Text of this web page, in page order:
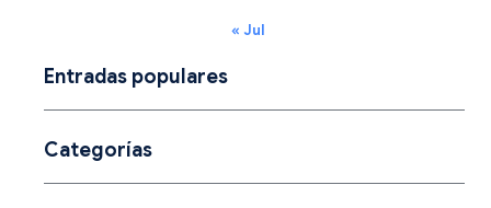
« Jul
Entradas populares
Categorías